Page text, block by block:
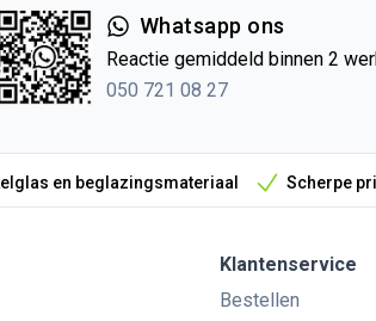
Whatsapp ons
Reactie gemiddeld binnen 2
050 721 08 27
en beglazingsmateriaal Scherpe
Klantenservice
Bestellen